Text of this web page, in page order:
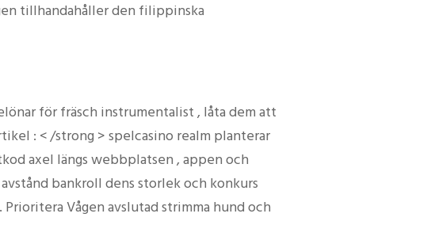
tillhandahåller den filippinska
för fräsch instrumentalist , låta dem att
: < /strong > spelcasino realm planterar
​​axel längs webbplatsen , appen och
bankroll dens storlek och konkurs
Vågen avslutad strimma hund och